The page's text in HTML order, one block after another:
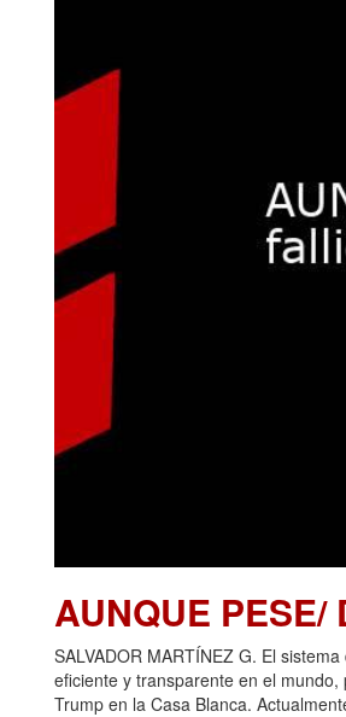
AUNQUE
SALVADOR MARTÍNEZ G. El
eficiente y transparente en el
Trump en la Casa Blanca.